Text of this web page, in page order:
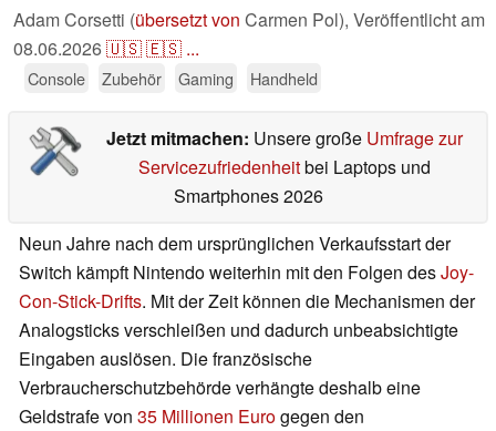
Adam Corsetti (übersetzt von Carmen Pol), Veröffentlicht am
08.06.2026🇺🇸🇪🇸 ...
Console Zubehör Gaming Handheld
Jetzt mitmachen: Unsere große Umfrage zur
Servicezufriedenheitbei Laptops und
Smartphones 2026
Neun Jahre nach dem ursprünglichen Verkaufsstart der
Switch kämpft Nintendo weiterhin mit den Folgen desJoy-
Con-Stick-Drifts. Mit der Zeit können die Mechanismen der
Analogsticks verschleißen und dadurch unbeabsichtigte
Eingaben auslösen. Die französische
Verbraucherschutzbehörde verhängte deshalb eine
Geldstrafe von 35 Millionen Eurogegen den